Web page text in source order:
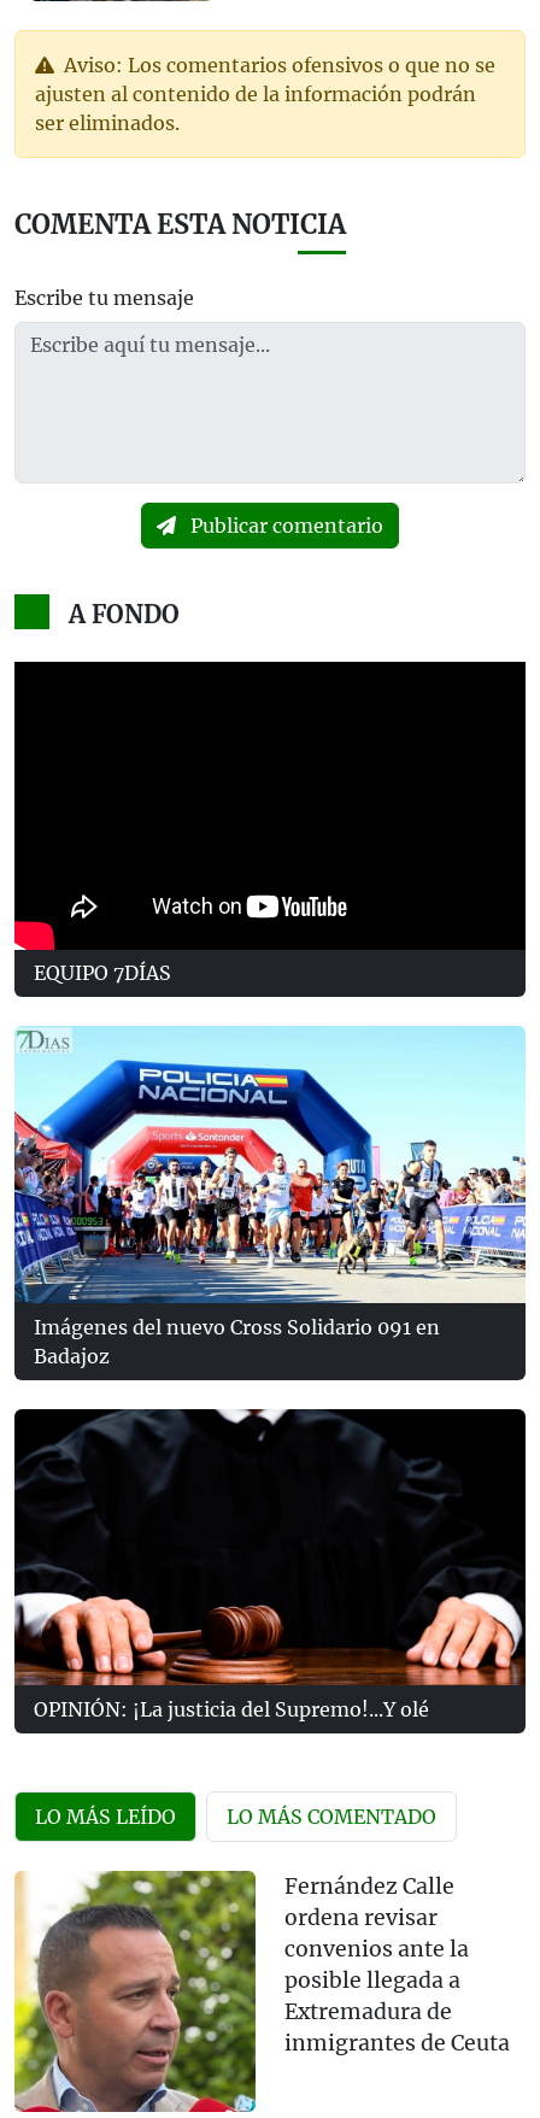
Aviso: Los comentarios ofensivos o que no se
ajusten al contenido de la información podrán
ser eliminados.
COMENTA ESTA NOTICIA
Escribe tu mensaje
Publicar comentario
A FONDO
EQUIPO 7DÍAS
Imágenes del nuevo Cross Solidario 091 en
Badajoz
OPINIÓN: ¡La justicia del Supremo!...Y olé
LO MÁS LEÍDO LO MÁS COMENTADO
Fernández Calle
ordena revisar
convenios ante la
posible llegada a
Extremadura de
inmigrantes de Ceuta